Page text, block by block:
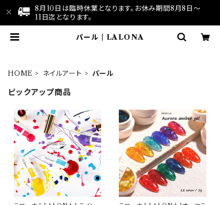
8月10日は臨時休業となります。お休み期間8月8日～
11日迄となります。
パール | LALONA
HOME ネイルアート パール
ピックアップ商品